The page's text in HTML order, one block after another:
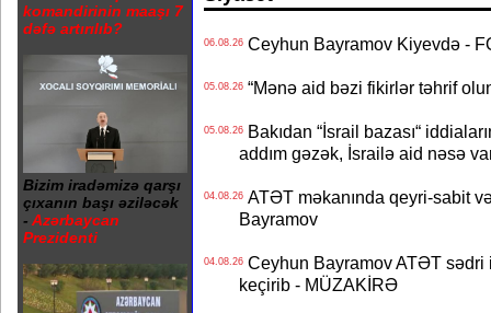
komandirinin maaşı 7
dəfə artırılıb?
Bizim iradəmizə qarşı
çıxanın başı əziləcək
- Azərbaycan
Prezidenti
06.08.26Ceyhun Bayramov Kiyevdə -
05.08.26“Mənə aid bəzi fikirlər təhrif
05.08.26Bakıdan “İsrail bazası“
addım gəzək, İsrailə aid nəsə
04.08.26ATƏT məkanında qeyri-sabit
Bayramov
04.08.26Ceyhun Bayramov ATƏT sədri
keçirib - MÜZAKİRƏ